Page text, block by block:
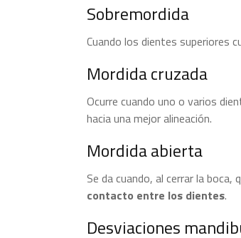
Sobremordida
Cuando los dientes superiores
Mordida cruzada
Ocurre cuando uno o varios
hacia una mejor alineación.
Mordida abierta
Se da cuando, al cerrar la
contacto entre los dientes.
Desviaciones